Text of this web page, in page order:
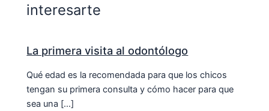
interesarte
La primera visita al odontólogo
Qué edad es la recomendada para que los chicos
tengan su primera consulta y cómo hacer para que
sea una […]